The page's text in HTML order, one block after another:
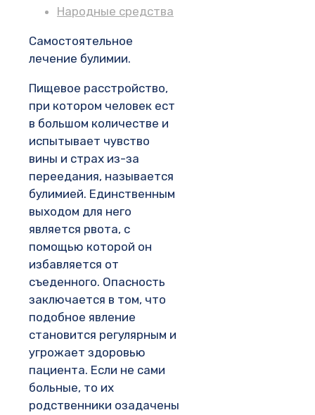
Народные средства
Самостоятельное
лечение булимии.
Пищевое расстройство,
при котором человек ест
в большом количестве и
испытывает чувство
вины и страх из-за
переедания, называется
булимией. Единственным
выходом для него
является рвота, с
помощью которой он
избавляется от
съеденного. Опасность
заключается в том, что
подобное явление
становится регулярным и
угрожает здоровью
пациента. Если не сами
больные, то их
родственники озадачены